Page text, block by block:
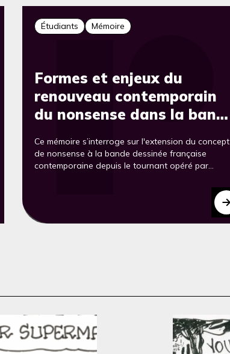
Étudiants Mémoire
Formes et enjeux du
renouveau contemporain
du nonsense dans la bande
Ce mémoire s’interroge sur l'extension du concept
de nonsense à la bande dessinée française
contemporaine depuis le tournant opéré par
actes (2019), Open bar (2019 et 2020) et Moon
River (2021). Pour cela, ce travail considère le
l’oeuvre. D’autre part, les effets politiques induits
sont étudiés.